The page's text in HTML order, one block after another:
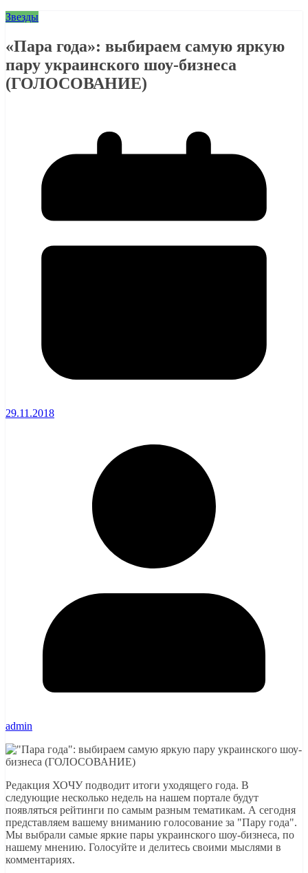
Звезды
«Пара года»: выбираем самую яркую
пару украинского шоу-бизнеса
(ГОЛОСОВАНИЕ)
29.11.2018
admin
Редакция ХОЧУ подводит итоги уходящего года. В
следующие несколько недель на нашем портале будут
появляться рейтинги по самым разным тематикам. А сегодня
представляем вашему вниманию голосование за "Пару года".
Мы выбрали самые яркие пары украинского шоу-бизнеса, по
нашему мнению. Голосуйте и делитесь своими мыслями в
комментариях.